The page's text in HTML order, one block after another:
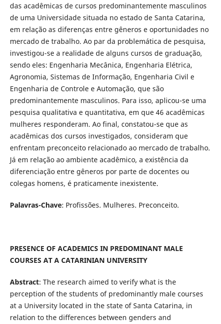
das acadêmicas de cursos predominantemente masculinos
de uma Universidade situada no estado de Santa Catarina,
em relação as diferenças entre gêneros e oportunidades no
mercado de trabalho. Ao par da problemática de pesquisa,
investigou-se a realidade de alguns cursos de graduação,
sendo eles: Engenharia Mecânica, Engenharia Elétrica,
Agronomia, Sistemas de Informação, Engenharia Civil e
Engenharia de Controle e Automação, que são
predominantemente masculinos. Para isso, aplicou-se uma
pesquisa qualitativa e quantitativa, em que 46 acadêmicas
mulheres responderam. Ao final, constatou-se que as
acadêmicas dos cursos investigados, consideram que
enfrentam preconceito relacionado ao mercado de trabalho.
Já em relação ao ambiente acadêmico, a existência da
diferenciação entre gêneros por parte de docentes ou
colegas homens, é praticamente inexistente.
Palavras-Chave: Profissões. Mulheres. Preconceito.
PRESENCE OF ACADEMICS IN PREDOMINANT MALE
COURSES AT A CATARINIAN UNIVERSITY
Abstract: The research aimed to verify what is the
perception of the students of predominantly male courses
at a University located in the state of Santa Catarina, in
relation to the differences between genders and